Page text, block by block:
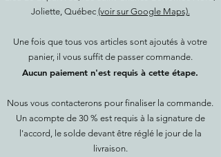
Joliette, Québec (voir sur Google Maps).
Une fois que tous vos articles sont ajoutés à votre
panier, il vous suffit de passer commande.
Aucun paiement n'est requis à cette étape.
Nous vous contacterons pour finaliser la commande.
Un acompte de 30 % est requis à la signature de
l'accord, le solde devant être réglé le jour de la
livraison.